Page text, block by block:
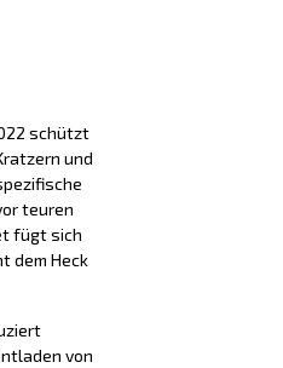
schützt
und
teuren
fügt sich
dem Heck
von